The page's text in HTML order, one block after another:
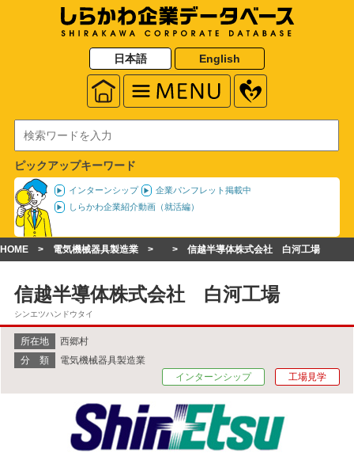
日本語 English
ピックアップキーワード
インターンシップ
企業パンフレット掲載中
しらかわ企業紹介動画（就活編）
HOME 電気機械器具製造業 信越半導体株式会社 白河工場
信越半導体株式会社 白河工場
シンエツハンドウタイ
所在地
西郷村
分 類
電気機械器具製造業
インターンシップ
工場見学